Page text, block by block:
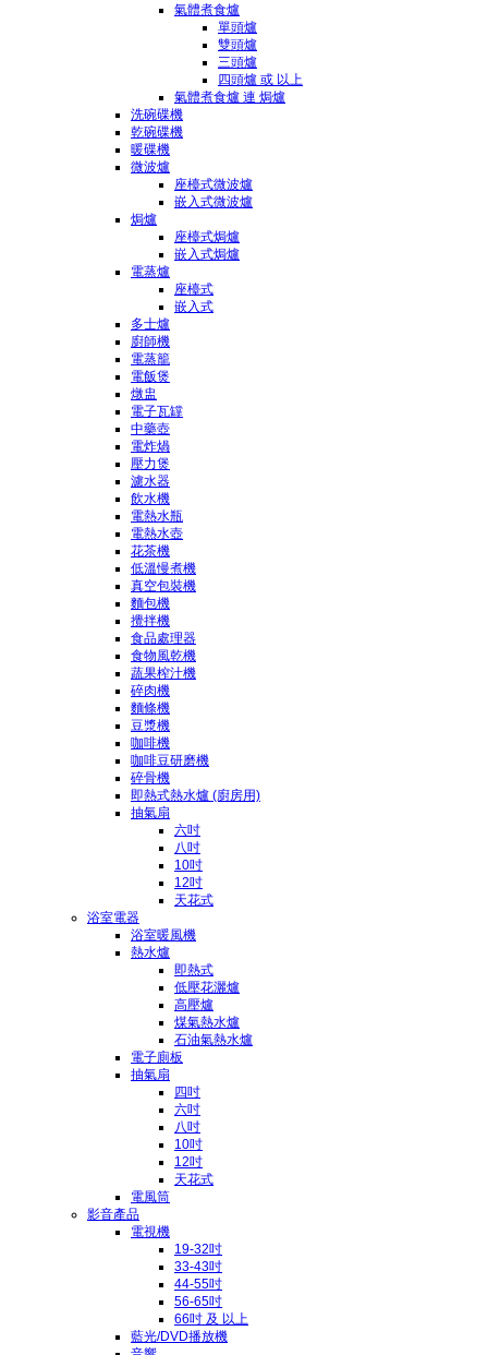
氣體煮食爐
單頭爐
雙頭爐
三頭爐
四頭爐 或 以上
氣體煮食爐 連 焗爐
洗碗碟機
乾碗碟機
暖碟機
微波爐
座檯式微波爐
嵌入式微波爐
焗爐
座檯式焗爐
嵌入式焗爐
電蒸爐
座檯式
嵌入式
多士爐
廚師機
電蒸籠
電飯煲
燉盅
電子瓦罉
中藥壺
電炸煱
壓力煲
濾水器
飲水機
電熱水瓶
電熱水壺
花茶機
低溫慢煮機
真空包裝機
麵包機
攪拌機
食品處理器
食物風乾機
蔬果榨汁機
碎肉機
麵條機
豆漿機
咖啡機
咖啡豆研磨機
碎骨機
即熱式熱水爐 (廚房用)
抽氣扇
六吋
八吋
10吋
12吋
天花式
浴室電器
浴室暖風機
熱水爐
即熱式
低壓花灑爐
高壓爐
煤氣熱水爐
石油氣熱水爐
電子廁板
抽氣扇
四吋
六吋
八吋
10吋
12吋
天花式
電風筒
影音產品
電視機
19-32吋
33-43吋
44-55吋
56-65吋
66吋 及 以上
藍光/DVD播放機